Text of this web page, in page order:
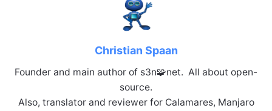
Christian Spaan
Founder and main author of s3n🧩net. All about open-
source.
Also, translator and reviewer for Calamares, Manjaro